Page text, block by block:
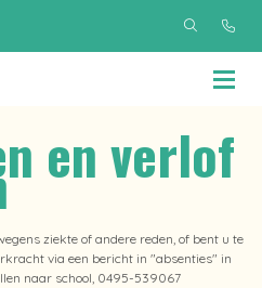
en verlof
ziekte of andere reden, of bent u te
via een bericht in "absenties" in
naar school, 0495-539067